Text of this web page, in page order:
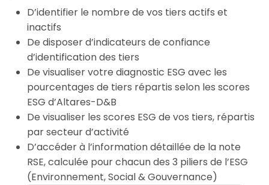
D’identifier le nombre de vos tiers actifs et
inactifs
De disposer d’indicateurs de confiance
d’identification des tiers
De visualiser votre diagnostic ESG avec les
pourcentages de tiers répartis selon les scores
ESG d’Altares-D&B
De visualiser les scores ESG de vos tiers, répartis
par secteur d’activité
D’accéder à l’information détaillée de la note
RSE, calculée pour chacun des 3 piliers de l’ESG
(Environnement, Social & Gouvernance)